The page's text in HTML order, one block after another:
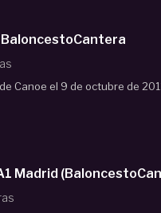
A - (9 Oct.2011) BaloncestoCantera
Canoe el 9 de octubre de
Madrid